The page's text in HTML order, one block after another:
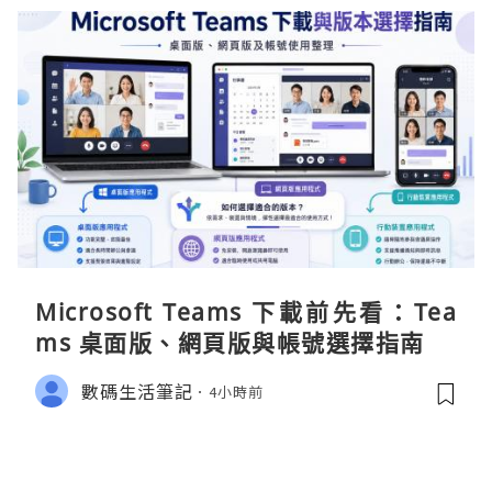
Microsoft Teams 下載前先看：Tea
ms 桌面版、網頁版與帳號選擇指南
數碼生活筆記 4小時前